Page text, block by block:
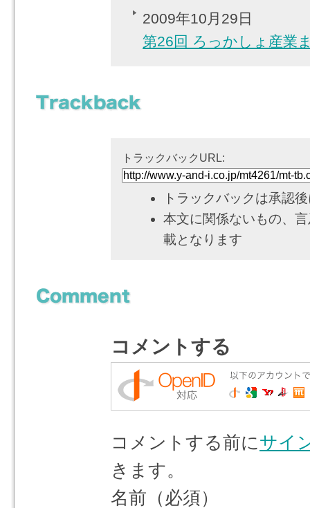
2009年10月29日
第26回 ろっかしょ産業
トラックバックURL:
トラックバックは承認
本文に関係ないもの、
載となります
コメントする
コメントする前にサイ
きます。
名前（必須）